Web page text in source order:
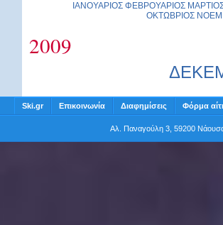
ΙΑΝΟΥΑΡΙΟΣ ΦΕΒΡΟΥΑΡΙΟΣ
ΟΚΤΩΒΡΙΟΣ
2009
Ski.gr Επικοινωνία Διαφημίσεις Φόρμα
Αλ. Παναγούλη 3, 59200